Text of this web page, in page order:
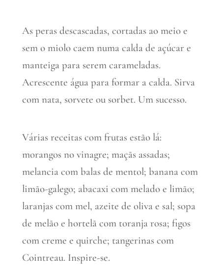
As peras descascadas, cortadas ao meio e
sem o miolo caem numa calda de açúcar e
manteiga para serem carameladas.
Acrescente água para formar a calda. Sirva
com nata, sorvete ou sorbet. Um sucesso.
Várias receitas com frutas estão lá:
morangos no vinagre; maçãs assadas;
melancia com balas de mentol; banana com
limão-galego; abacaxi com melado e limão;
laranjas com mel, azeite de oliva e sal; sopa
de melão e hortelã com toranja rosa; figos
com creme e quirche; tangerinas com
Cointreau. Inspire-se.